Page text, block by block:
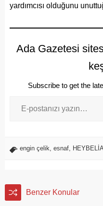
yardımcısı olduğunu
Ada Gazetesi
Subscribe to get the
engin çelik, esnaf,
Benzer Konular